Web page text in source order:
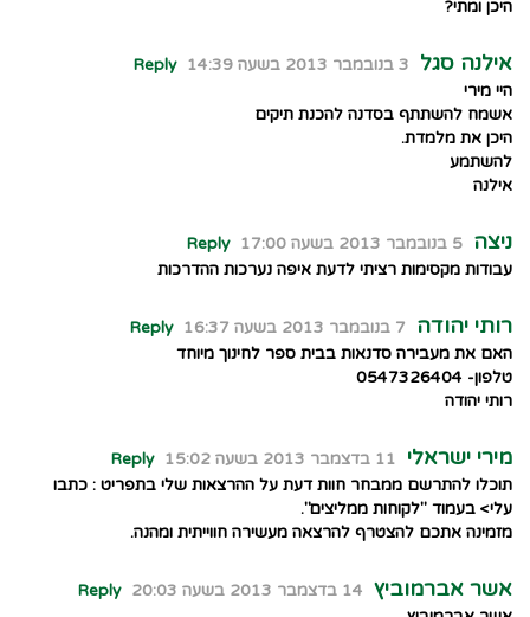
היכן ומתי?
אילנה סגל 3 בנובמבר 2013 בשעה 14:39
Reply
היי מירי
אשמח להשתתף בסדנה להכנת תיקים
היכן את מלמדת.
להשתמע
אילנה
ניצה 5 בנובמבר 2013 בשעה 17:00
Reply
עבודות מקסימות רציתי לדעת איפה נערכות ההדרכות
רותי יהודה 7 בנובמבר 2013 בשעה 16:37
Reply
האם את מעבירה סדנאות בבית ספר לחינוך מיוחד
טלפון- 0547326404
רותי יהודה
מירי ישראלי 11 בדצמבר 2013 בשעה 15:02
Reply
תוכלו להתרשם ממבחר חוות דעת על ההרצאות שלי בתפריט : כתבו
עלי> בעמוד "לקוחות ממליצים".
מזמינה אתכם להצטרף להרצאה מעשירה חווייתית ומהנה.
אשר אברמוביץ 14 בדצמבר 2013 בשעה 20:03
Reply